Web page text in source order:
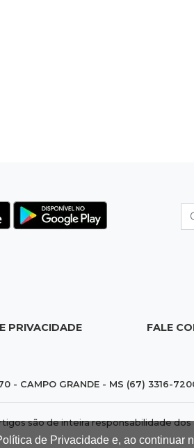
de Privacidade e, ao continuar
PRIVACIDADE FALE
- CAMPO GRANDE - MS (67) 3316-
são de inteira responsabilidade